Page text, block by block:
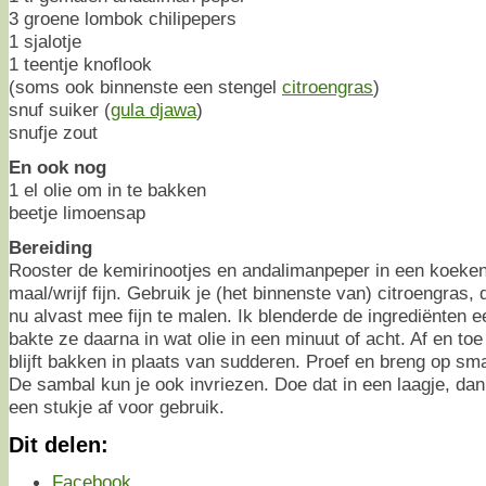
3 groene lombok chilipepers
1 sjalotje
1 teentje knoflook
(soms ook binnenste een stengel citroengras)
snuf suiker (gula djawa)
snufje zout
En ook nog
1 el olie om in te bakken
beetje limoensap
Bereiding
Rooster de kemirinootjes en andalimanpeper in een
maal/wrijf fijn. Gebruik je (het binnenste van) citroengras,
nu alvast mee fijn te malen. Ik blenderde de ingrediënten
bakte ze daarna in wat olie in een minuut of acht. Af en
blijft bakken in plaats van sudderen. Proef en breng op
De sambal kun je ook invriezen. Doe dat in een laagje,
een stukje af voor gebruik.
Dit delen: